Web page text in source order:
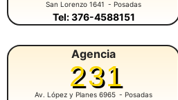
San Lorenzo 1641 - Posadas
Tel: 376-4588151
Agencia
231
Av. López y Planes 6965 - Posadas